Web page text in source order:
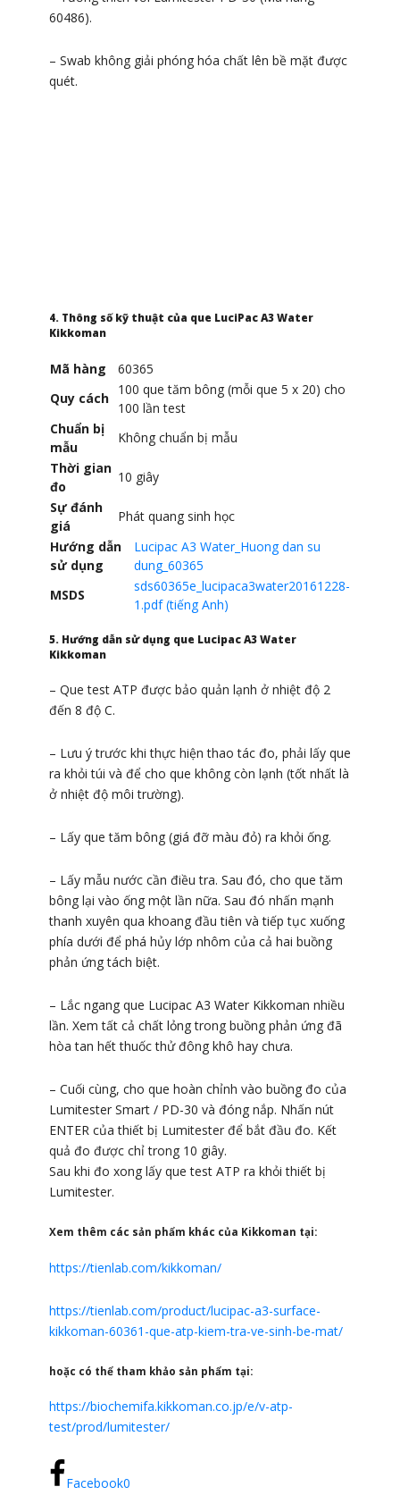
60486).
– Swab không giải phóng hóa chất lên bề mặt được
quét.
4. Thông số kỹ thuật của que LuciPac A3 Water
Kikkoman
Mã hàng
60365
Quy cách
100 que tăm bông (mỗi que 5 x 20) cho
100 lần test
Chuẩn bị
mẫu
Không chuẩn bị mẫu
Thời gian
đo
10 giây
Sự đánh
giá
Phát quang sinh học
Hướng dẫn
sử dụng
Lucipac A3 Water_Huong dan su
dung_60365
MSDS
sds60365e_lucipaca3water20161228-
1.pdf (tiếng Anh)
5. Hướng dẫn sử dụng que Lucipac A3 Water
Kikkoman
– Que test ATP được bảo quản lạnh ở nhiệt độ 2
đến 8 độ C.
– Lưu ý trước khi thực hiện thao tác đo, phải lấy que
ra khỏi túi và để cho que không còn lạnh (tốt nhất là
ở nhiệt độ môi trường).
– Lấy que tăm bông (giá đỡ màu đỏ) ra khỏi ống.
– Lấy mẫu nước cần điều tra. Sau đó, cho que tăm
bông lại vào ống một lần nữa. Sau đó nhấn mạnh
thanh xuyên qua khoang đầu tiên và tiếp tục xuống
phía dưới để phá hủy lớp nhôm của cả hai buồng
phản ứng tách biệt.
– Lắc ngang que Lucipac A3 Water Kikkoman nhiều
lần. Xem tất cả chất lỏng trong buồng phản ứng đã
hòa tan hết thuốc thử đông khô hay chưa.
– Cuối cùng, cho que hoàn chỉnh vào buồng đo của
Lumitester Smart / PD-30 và đóng nắp. Nhấn nút
ENTER của thiết bị Lumitester để bắt đầu đo. Kết
quả đo được chỉ trong 10 giây.
Sau khi đo xong lấy que test ATP ra khỏi thiết bị
Lumitester.
Xem thêm các sản phẩm khác của Kikkoman tại:
https://tienlab.com/kikkoman/
https://tienlab.com/product/lucipac-a3-surface-
kikkoman-60361-que-atp-kiem-tra-ve-sinh-be-mat/
hoặc có thể tham khảo sản phẩm tại:
https://biochemifa.kikkoman.co.jp/e/v-atp-
test/prod/lumitester/
Facebook0